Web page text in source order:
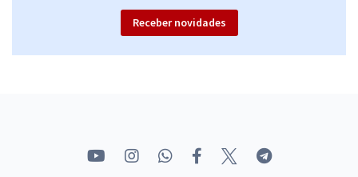
Receber novidades